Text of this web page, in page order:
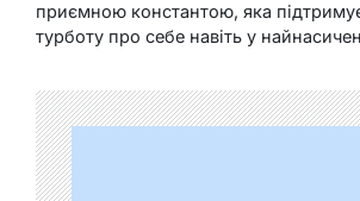
приємною константою, яка підтримує
турботу про себе навіть у